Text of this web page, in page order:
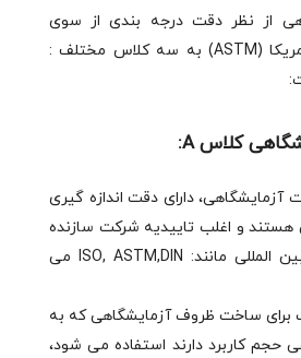
از نظر دقت درجه بندی از سوی
انجمن مواد و آزمون آمریکا (ASTM) به سه کلاس مختلف :
دارای دقت اندازه گیری
هستند و اغلب تاییدیه شرکت سازنده
بر اساس استاندارهای بین المللی مانند: ISO, ASTM,DIN می
ساخت ظروف آزمایشگاهی که به
حجم کاربرد دارند استفاده می شود،